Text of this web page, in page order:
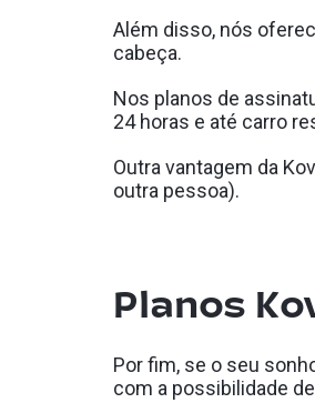
Além disso, nós
cabeça.
Nos planos de
24 horas e até carro
Outra vantagem da
outra pessoa).
Planos
Por fim, se o seu
com a possibilidade